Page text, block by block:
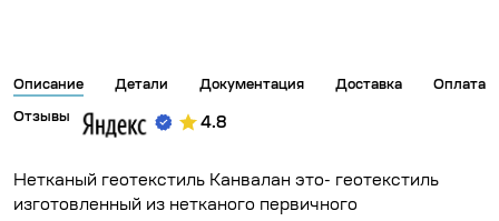
Описание Детали Документация Доставка Оплата
Отзывы 4.8
Нетканый геотекстиль Канвалан это- геотекстиль
изготовленный из нетканого первичного